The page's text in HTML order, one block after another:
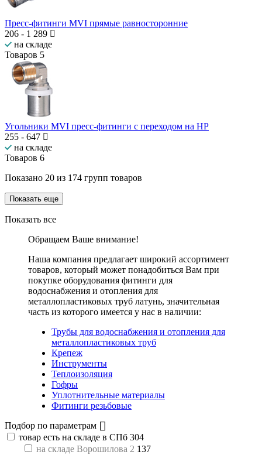
Пресс-фитинги MVI прямые равносторонние
206 - 1 289
на складе
Товаров 5
Угольники MVI пресс-фитинги с переходом на НР
255 - 647
на складе
Товаров 6
Показано 20 из 174 групп товаров
Показать еще
Показать все
Обращаем Ваше внимание!
Наша компания предлагает широкий ассортимент
товаров, который может понадобиться Вам при
покупке оборудования фитинги для
водоснабжения и отопления для
металлопластиковых труб латунь, значительная
часть из которого имеется у нас в наличии:
Трубы для водоснабжения и отопления для
металлопластиковых труб
Крепеж
Инструменты
Теплоизоляция
Гофры
Уплотнительные материалы
Фитинги резьбовые
Подбор по параметрам
товар есть на складе в СПб 304
на складе Ворошилова 2 137